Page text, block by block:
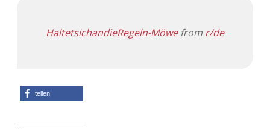
HaltetsichandieRegeln-Möwefrom r/de
teilen